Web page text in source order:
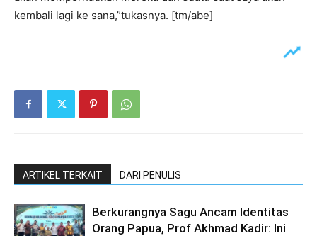
kembali lagi ke sana,”tukasnya. [tm/abe]
ARTIKEL TERKAIT DARI PENULIS
Berkurangnya Sagu Ancam Identitas
Orang Papua, Prof Akhmad Kadir: Ini